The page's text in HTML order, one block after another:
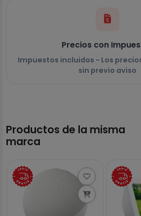
Precios con
Impuestos incluidos - Los
sin previo aviso
Productos de la misma
marca